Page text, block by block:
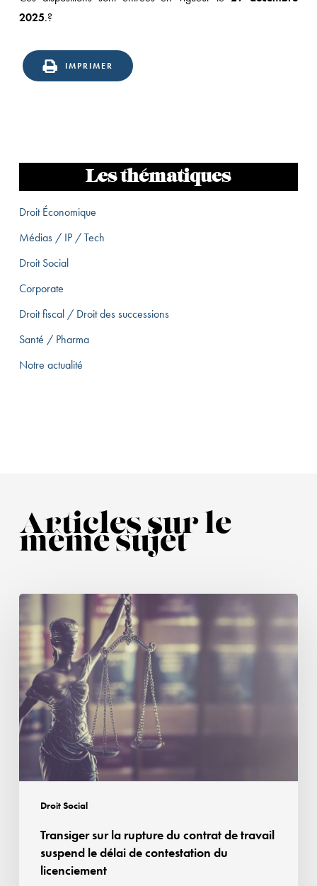
2025.?
IMPRIMER
Les thématiques
Droit Économique
Médias / IP / Tech
Droit Social
Corporate
Droit fiscal / Droit des successions
Santé / Pharma
Notre actualité
Articles sur le
même sujet
Droit Social
sur
rupture
du
contrat
de
travail
suspend
le
contestation
Transiger sur la rupture du contrat de travail
suspend le délai de contestation du
licenciement